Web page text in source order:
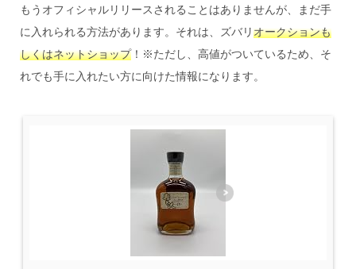
もうオフィシャルリリースされることはありませんが、まだ手
に入れられる方法があります。それは、ズバリオークションも
しくはネットショップ！※ただし、高値がついているため、そ
れでも手に入れたい方に向けた情報になります。